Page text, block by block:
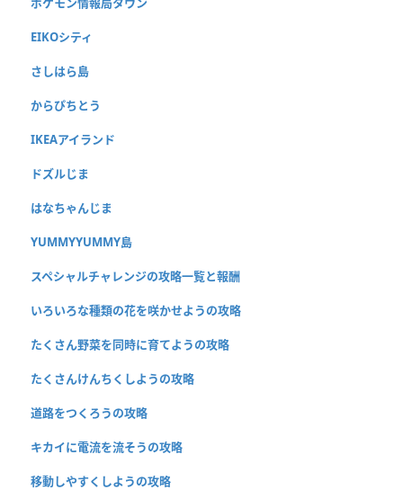
EIKOシティ
さしはら島
からぴちとう
IKEAアイランド
ドズルじま
はなちゃんじま
YUMMYYUMMY島
スペシャルチャレンジの攻略一覧と報酬
いろいろな種類の花を咲かせようの攻略
たくさん野菜を同時に育てようの攻略
たくさんけんちくしようの攻略
道路をつくろうの攻略
キカイに電流を流そうの攻略
移動しやすくしようの攻略